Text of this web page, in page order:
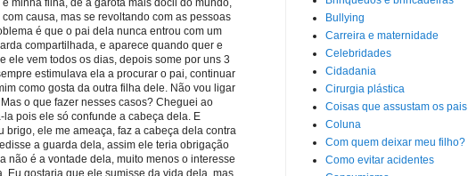
minha filha, de a garota mais dócil do mundo,
causa, mas se revoltando com as pessoas
é que o pai dela nunca entrou com um
compartilhada, e aparece quando quer e
ele vem todos os dias, depois some por uns 3
estimulava ela a procurar o pai, continuar
como gosta da outra filha dele. Não vou ligar
o que fazer nesses casos? Cheguei ao
pois ele só confunde a cabeça dela. E
ele me ameaça, faz a cabeça dela contra
a guarda dela, assim ele teria obrigação
não é a vontade dela, muito menos o interesse
Eu gostaria que ele sumisse da vida dela, mas
Bullying
Carreira e maternidade
Celebridades
Cidadania
Cirurgia plástica
Coisas que assustam os pais
Coluna
Com quem deixar meu filho?
Como evitar acidentes